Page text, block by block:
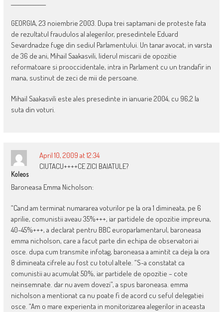
GEORGIA, 23 noiembrie 2003. Dupa trei saptamani de proteste fata
de rezultatul fraudulos al alegerilor, presedintele Eduard
Sevardnadze fuge din sediul Parlamentului. Un tanar avocat, in varsta
de 36 de ani, Mihail Saakasvili, liderul miscarii de opozitie
reformatoare si prooccidentale, intra in Parlament cu un trandafir in
mana, sustinut de zeci de mii de persoane.
Mihail Saakasvili este ales presedinte in ianuarie 2004, cu 96,2 la
suta din voturi.
Koleos
April 10, 2009 at 12:34
CIUTACU++++CE ZICI BAIATULE?
Baroneasa Emma Nicholson:
“Cand am terminat numararea voturilor pe la ora 1 dimineata, pe 6
aprilie, comunistii aveau 35%+++, iar partidele de opozitie impreuna,
40-45%+++, a declarat pentru BBC europarlamentarul, baroneasa
emma nicholson, care a facut parte din echipa de observatori ai
osce. dupa cum transmite infotag, baroneasa a amintit ca deja la ora
8 dimineata cifrele au fost cu totul altele. “S-a constatat ca
comunistii au acumulat 50%, iar partidele de opozitie – cote
neinsemnate. dar nu avem dovezi”, a spus baroneasa. emma
nicholson a mentionat ca nu poate fi de acord cu seful delegatiei
osce. “Am o mare experienta in monitorizarea alegerilor in aceasta